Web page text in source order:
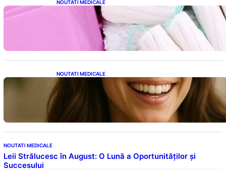
NOUTATI MEDICALE
Tampoanele menstruale: O analiză profundă
a riscurilor legate de metale toxice
NOUTATI MEDICALE
Ceaiul – Băutura care protejează inima:
Descoperiri recente despre beneficiile
consumului zilnic
NOUTATI MEDICALE
Leii Strălucesc în August: O Lună a Oportunităților și
Succesului